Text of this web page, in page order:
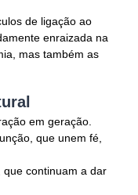
de ligação ao
enraizada na
mas também as
em geração.
que unem fé,
que continuam a dar